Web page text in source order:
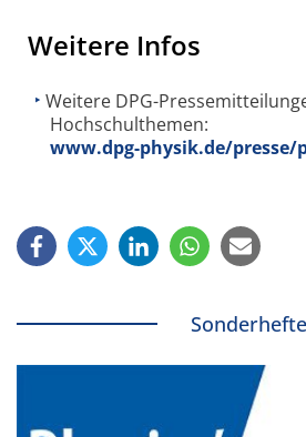
Weitere Infos
Weitere DPG-
Hochschulthemen:
www.dpg-physik.de/
Sonderhefte